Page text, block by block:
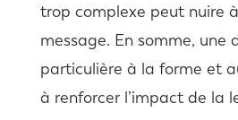
trop complexe peut nuire
message. En somme, une
particulière à la forme et
à renforcer l’impact de la